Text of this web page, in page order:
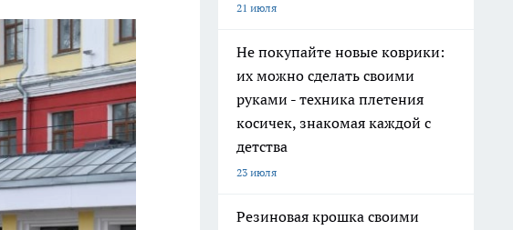
21 июля
Не покупайте новые коврики:
их можно сделать своими
руками - техника плетения
косичек, знакомая каждой с
детства
23 июля
Резиновая крошка своими